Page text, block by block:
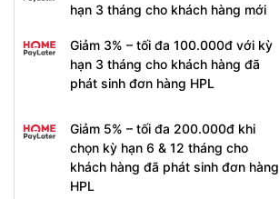
hạn 3 tháng cho khách hàng mới
Giảm 3% – tối đa 100.000đ với kỳ
hạn 3 tháng cho khách hàng đã
phát sinh đơn hàng HPL
Giảm 5% – tối đa 200.000đ khi
chọn kỳ hạn 6 & 12 tháng cho
khách hàng đã phát sinh đơn hàng
HPL